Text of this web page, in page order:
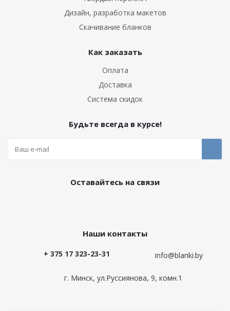
Дизайн, разработка макетов
Скачивание бланков
Как заказать
Оплата
Доставка
Система скидок
Будьте всегда в курсе!
Оставайтесь на связи
Наши контакты
+ 375 17 323-23-31 info@blanki.by
г. Минск, ул.Руссиянова, 9, комн.1